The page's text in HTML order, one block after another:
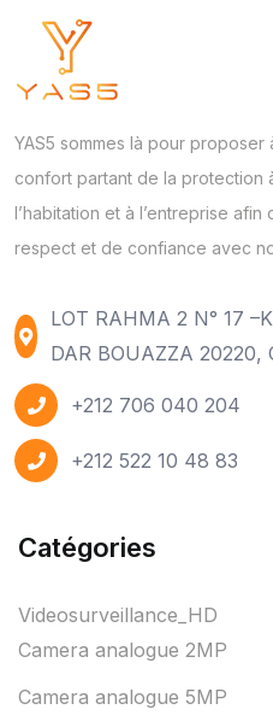
YAS5 sommes là pour
confort partant de la protection
l’habitation et à l’entreprise
respect et de confiance avec
LOT RAHMA 2 N° 17
DAR BOUAZZA
+212 706 040 204
+212 522 10 48 83
Catégories
Videosurveillance_HD
Camera analogue 2MP
Camera analogue 5MP